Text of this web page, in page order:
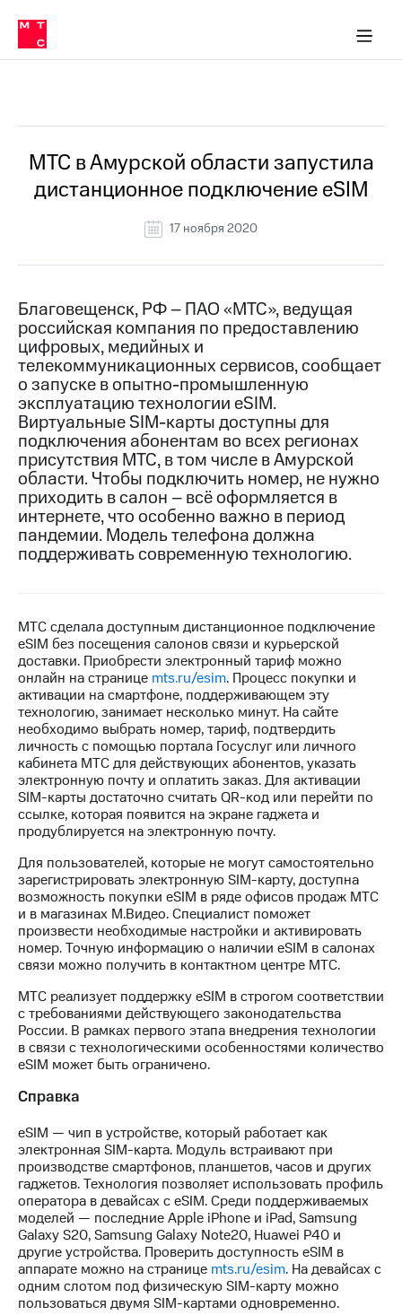
Медиа-центр
и акционерам
Устойчивое развитие
Комплаенс и деловая этика
компании
Карьера
История
компании
Руководство
Контакты
Медиа-центр
Пресс-
релизы
МТС
о технологиях
Достижения
Интервью
Финансовая
Новости
в
регионе
и акционерам
Корпоративное
управление
Корпоративный
секретарь
Раскрытие
информации
Информация
акционерам
Документы
ПАО
"МТС"
Собрания
акционеров
Личный
акционера
Акционерный
капитал
Контроль
и
Рынок
Описание
Программа
приобретения
Порядок
выкупа
акций
Дивиденды
Рынок
облигаций
в МТС
Пресс-
релизы
о технологиях
МТС в Амурской области запустила
дистанционное подключение eSIM
17 ноября 2020
Благовещенск, РФ – ПАО «МТС», ведущая
российская компания по предоставлению
цифровых, медийных и
телекоммуникационных сервисов, сообщает
о запуске в опытно-промышленную
эксплуатацию технологии eSIM.
Виртуальные SIM-карты доступны для
подключения абонентам во всех регионах
присутствия МТС, в том числе в Амурской
области. Чтобы подключить номер, не нужно
приходить в салон – всё оформляется в
интернете, что особенно важно в период
пандемии. Модель телефона должна
поддерживать современную технологию.
МТС сделала доступным дистанционное подключение
eSIM без посещения салонов связи и курьерской
доставки. Приобрести электронный тариф можно
онлайн на странице mts.ru/esim. Процесс покупки и
активации на смартфоне, поддерживающем эту
технологию, занимает несколько минут. На сайте
необходимо выбрать номер, тариф, подтвердить
личность с помощью портала Госуслуг или личного
кабинета МТС для действующих абонентов, указать
электронную почту и оплатить заказ. Для активации
SIM-карты достаточно считать QR-код или перейти по
ссылке, которая появится на экране гаджета и
продублируется на электронную почту.
Для пользователей, которые не могут самостоятельно
зарегистрировать электронную SIM-карту, доступна
возможность покупки eSIM в ряде офисов продаж МТС
и в магазинах М.Видео. Специалист поможет
произвести необходимые настройки и активировать
номер. Точную информацию о наличии eSIM в салонах
связи можно получить в контактном центре МТС.
МТС реализует поддержку eSIM в строгом соответствии
с требованиями действующего законодательства
России. В рамках первого этапа внедрения технологии
в связи с технологическими особенностями количество
eSIM может быть ограничено.
Справка
eSIM — чип в устройстве, который работает как
электронная SIM-карта. Модуль встраивают при
производстве смартфонов, планшетов, часов и других
гаджетов. Технология позволяет использовать профиль
оператора в девайсах с eSIM. Среди поддерживаемых
моделей — последние Apple iPhone и iPad, Samsung
Galaxy S20, Samsung Galaxy Note20, Huawei P40 и
другие устройства. Проверить доступность eSIM в
аппарате можно на странице mts.ru/esim. На девайсах с
одним слотом под физическую SIM-карту можно
пользоваться двумя SIM-картами одновременно.